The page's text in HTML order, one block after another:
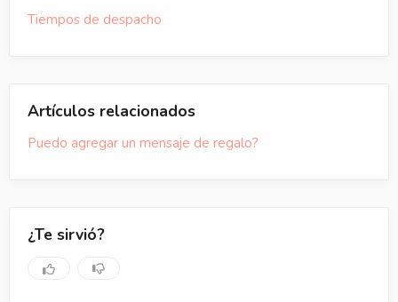
Tiempos de despacho
Artículos relacionados
Puedo agregar un mensaje de regalo?
¿Te sirvió?